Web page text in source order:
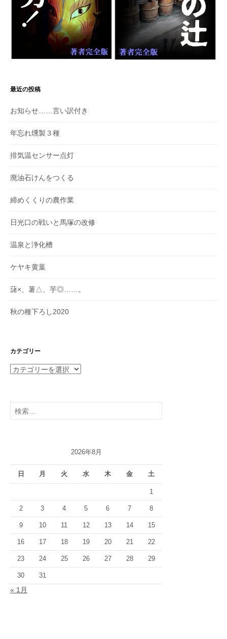
最近の投稿
お知らせ……言い訳付き
年忘れ燻製３種
排気温センサー点灯
廃油石けんをつくる
締めくくりの農作業
日光口の戦いと馬塚の改修
温泉と浄化槽
ケヤキ黄葉
藷×、薯△、芋◎……。
秋の種下ろし2020
カテゴリー
カ
リ
ー
検
索:
2026年8月
日 月 火 水 木 金 土
1
2 3 4 5 6 7 8
9 10 11 12 13 14 15
16 17 18 19 20 21 22
23 24 25 26 27 28 29
30 31
« 1月